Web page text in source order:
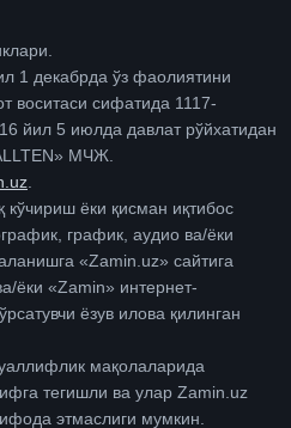
1 декабрда ўз фаолиятини
воситаси сифатида 1117-
йил 5 июлда давлат рўйхатидан
МЧЖ.
ёки қисман иқтибос
график, аудио ва/ёки
«Zamin.uz» сайтига
ёки «Zamin» интернет-
ёзув илова қилинган
мақолаларида
тегишли ва улар Zamin.uz
этмаслиги мумкин.